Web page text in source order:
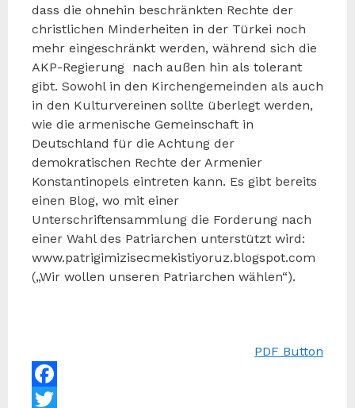
dass die ohnehin beschränkten Rechte der
christlichen Minderheiten in der Türkei noch
mehr eingeschränkt werden, während sich die
AKP-Regierung nach außen hin als tolerant
gibt. Sowohl in den Kirchengemeinden als auch
in den Kulturvereinen sollte überlegt werden,
wie die armenische Gemeinschaft in
Deutschland für die Achtung der
demokratischen Rechte der Armenier
Konstantinopels eintreten kann. Es gibt bereits
einen Blog, wo mit einer
Unterschriftensammlung die Forderung nach
einer Wahl des Patriarchen unterstützt wird:
www.patrigimizisecmekistiyoruz.blogspot.com
(„Wir wollen unseren Patriarchen wählen“).
PDF Button
Facebook